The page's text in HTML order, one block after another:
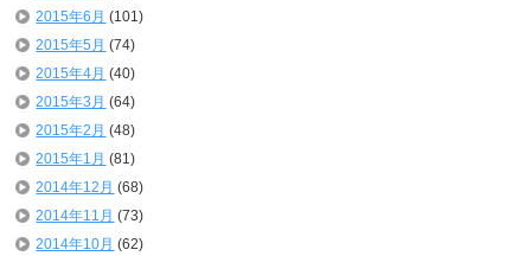
2015年6月 (101)
2015年5月 (74)
2015年4月 (40)
2015年3月 (64)
2015年2月 (48)
2015年1月 (81)
2014年12月 (68)
2014年11月 (73)
2014年10月 (62)